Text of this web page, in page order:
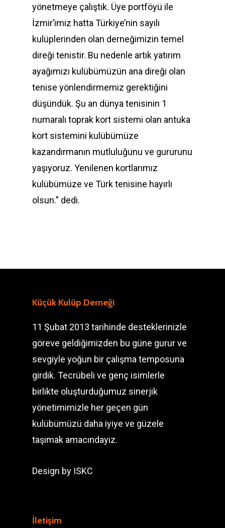
yönetmeye çalıştık. Üye portföyü ile
İzmir’imiz hatta Türkiye’nin sayılı
kulüplerinden olan derneğimizin temel
direği tenistir. Bu nedenle artık yatırım
ayağımızı kulübümüzün ana direği olan
tenise yönlendirmemiz gerektiğini
düşündük. Şu an dünya tenisinin 1
numaralı toprak kort sistemi olan antuka
kort sistemini kulübümüze
kazandırmanın mutluluğunu ve gururunu
yaşıyoruz. Yenilenen kortlarımız
kulübümüze ve Türk tenisine hayırlı
olsun.” dedi.
Küçük Kulüp Derneği
11 Şubat 2013 tarihinde desteklerinizle
göreve geldiğimizden bu güne gurur ve
sevgiyle yoğun bir çalışma temposuna
girdik. Tecrübeli ve genç isimlerle
birlikte oluşturduğumuz sinerjik
yönetimimizle her geçen gün
kulübümüzü daha iyiye ve güzele
taşımak amacındayız.
Design by ISKC
İletişim